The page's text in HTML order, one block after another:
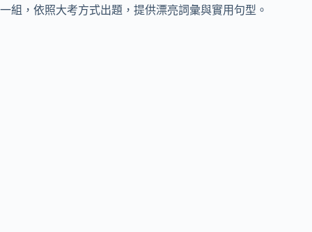
一組，依照大考方式出題，提供漂亮詞彙與實用句型。